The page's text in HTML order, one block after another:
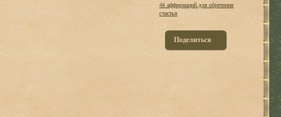
48 аффирмаций для обретения
счастья
Поделиться